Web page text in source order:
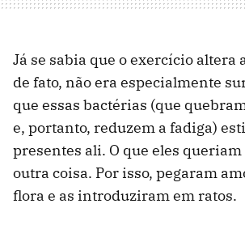
Já se sabia que o exercício altera
de fato, não era especialmente
que essas bactérias (que
e, portanto, reduzem a fadiga)
presentes ali. O que eles
outra coisa. Por isso, pegaram
flora e as introduziram em ratos.